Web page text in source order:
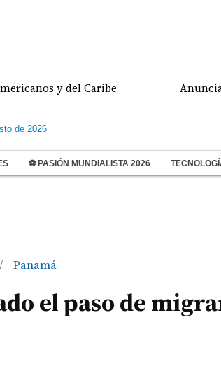
y del Caribe Anuncian
de 2026
⚽ PASIÓN MUNDIALISTA 2026
/ Panamá
el paso de